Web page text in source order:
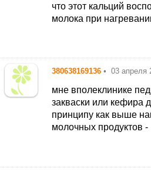
что этот кальций
молока при
380638169136 • 03 апреля
мне вполеклинике
закваски или кефира
принципу как выше
молочных продуктов -